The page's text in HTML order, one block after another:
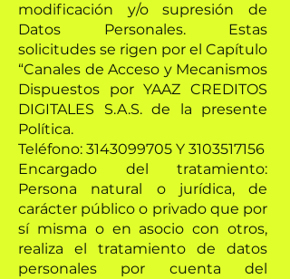
modificación y/o supresión de
Datos Personales. Estas
solicitudes se rigen por el Capítulo
“Canales de Acceso y Mecanismos
Dispuestos por YAAZ CREDITOS
DIGITALES S.A.S. de la presente
Política.
Teléfono: 3143099705 Y 3103517156
Encargado del tratamiento:
Persona natural o jurídica, de
carácter público o privado que por
sí misma o en asocio con otros,
realiza el tratamiento de datos
personales por cuenta del